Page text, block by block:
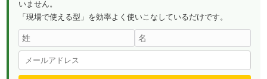
いません。
「現場で使える型」を効率よく使いこなしているだけです。